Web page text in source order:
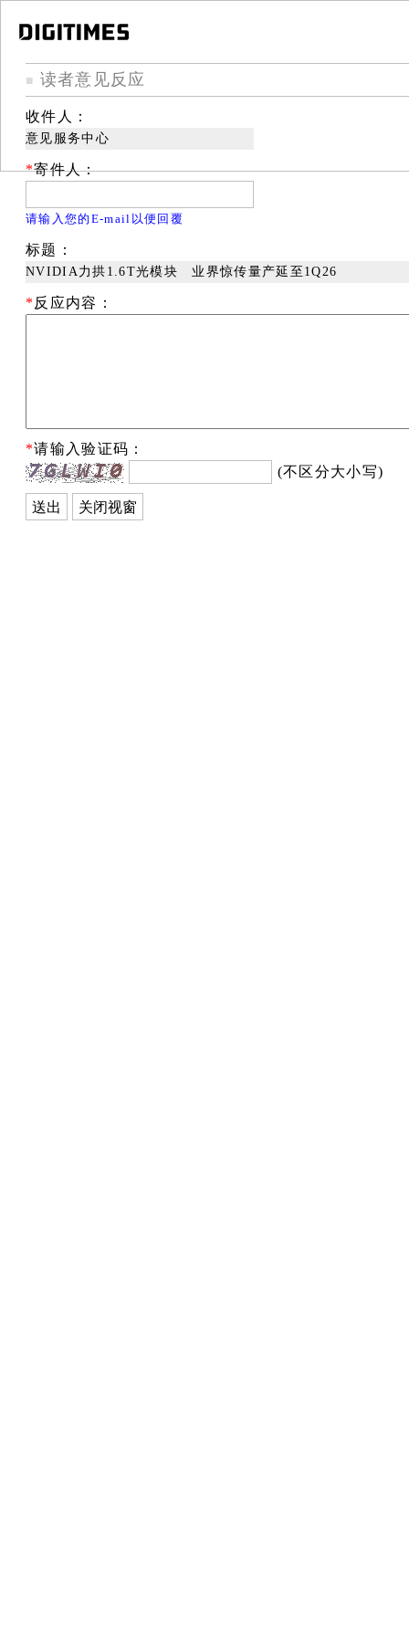
■ 读者意见反应
收件人：
意见服务中心
*寄件人：
请输入您的E-mail以便回覆
标题：
NVIDIA力拱1.6T光模块 业界惊传量产延至1Q26
* 反应内容：
*请输入验证码：
(不区分大小写)